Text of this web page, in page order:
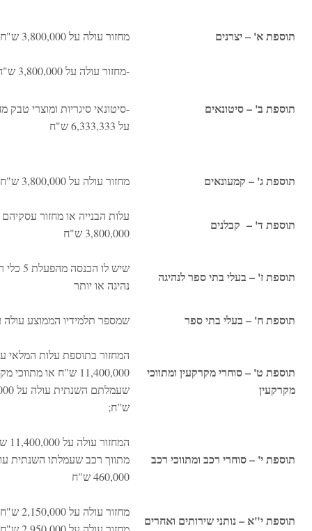
תוספת א' – יצרנים מחזור עולה על 3,800,000 ש"ח
תוספת ב' – סיטונאים
-מחזור עולה על 3,800,000 ש"ח.
-סיטונאי סיגריות ומוצרי טבק
על 6,333,333 ש"ח
תוספת ג' – קמעונאים מחזור עולה על 3,800,000 ש"ח
תוספת ד' – קבלנים
עלות הבנייה או מחזור
3,800,000 ש"ח
תוספת ז' – בעלי בתי ספר לנהיגה
שיש לו
נהיגה או יותר
תוספת ח' – בעלי בתי ספר שמספר תלמידיו הממוצע עולה על
תוספת ט' – סוחרי מקרקעין ומתווכי
מקרקעין
המחזור בתוספת עלות המלאי
11,400,000 ש"ח או
שעמלתם
ש"ח;
תוספת י' – סוחרי רכב ומתווכי רכב
מתווך רכב שעמלתו השנתית
460,000 ש"ח
תוספת י"א – נותני שירותים ואחרים
מחזור